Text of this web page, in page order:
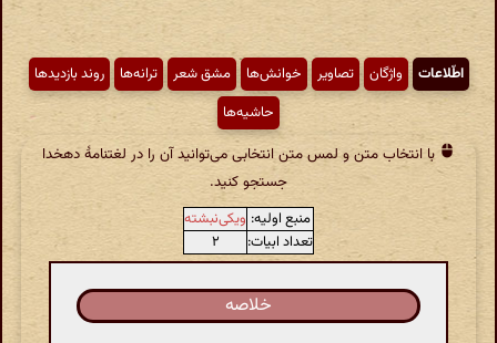
اطّلاعات واژگان تصاویر خوانش‌ها مشق شعر ترانه‌ها
روند بازدیدها
حاشیه‌ها
با انتخاب متن و لمس متن انتخابی می‌توانید آن را در لغتنامهٔ دهخدا
جستجو کنید.
منبع اولیه: ویکی‌نبشته
تعداد ابیات:
۲
خلاصه